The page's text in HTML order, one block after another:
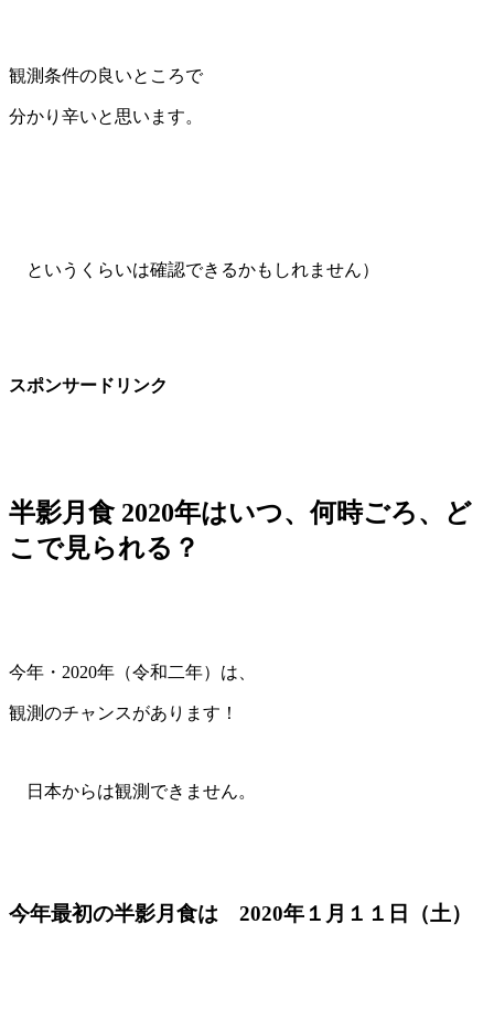
観測条件の良いところで
分かり辛いと思います。
というくらいは確認できるかもしれません）
スポンサードリンク
半影月食 2020年はいつ、何時ごろ、ど
こで見られる？
今年・2020年（令和二年）は、
観測のチャンスがあります！
日本からは観測できません。
今年最初の半影月食は 2020年１月１１日（土）